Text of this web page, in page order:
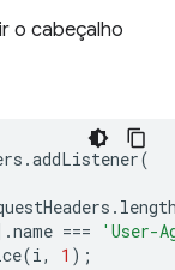
o cabeçalho
.addListener(
.
name ===
'User-
(i, 1 );